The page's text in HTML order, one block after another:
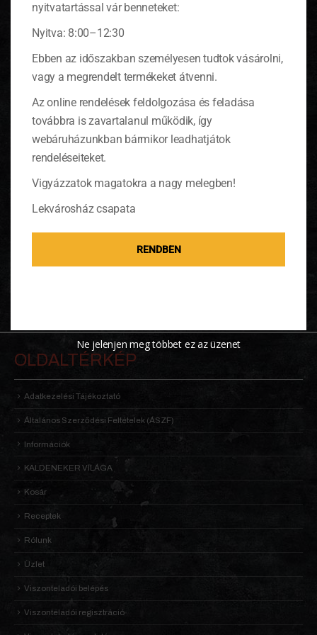
Mentás kuszkuszsaláta
menta. Ellenállhatatlan vágyat éreztem,
hogy alkossak belőle valamit. Salátába került,
mégpedig kuszkuszba.(tovább…)
KOSÁR
OLDALTÉRKÉP
Adatkezelési Tájékoztató
Általános Szerződési Feltételek (ÁSZF)
Információk
KALDENEKER VILÁGA
Kosár
Receptek
Rólunk
Üzlet
Viszonteladói belépés
Viszonteladói regisztráció
nyitvatartással vár benneteket:
Nyitva: 8:00–12:30
Ebben az időszakban személyesen tudtok vásárolni,
vagy a megrendelt termékeket átvenni.
Az online rendelések feldolgozása és feladása
továbbra is zavartalanul működik, így
webáruházunkban bármikor leadhatjátok
rendeléseiteket.
Vigyázzatok magatokra a nagy melegben!
Lekvárosház csapata
RENDBEN
Ne jelenjen meg többet ez az üzenet